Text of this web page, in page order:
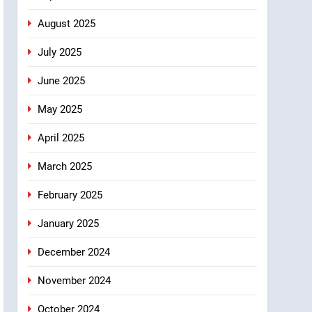
August 2025
July 2025
June 2025
May 2025
April 2025
March 2025
February 2025
January 2025
December 2024
November 2024
October 2024